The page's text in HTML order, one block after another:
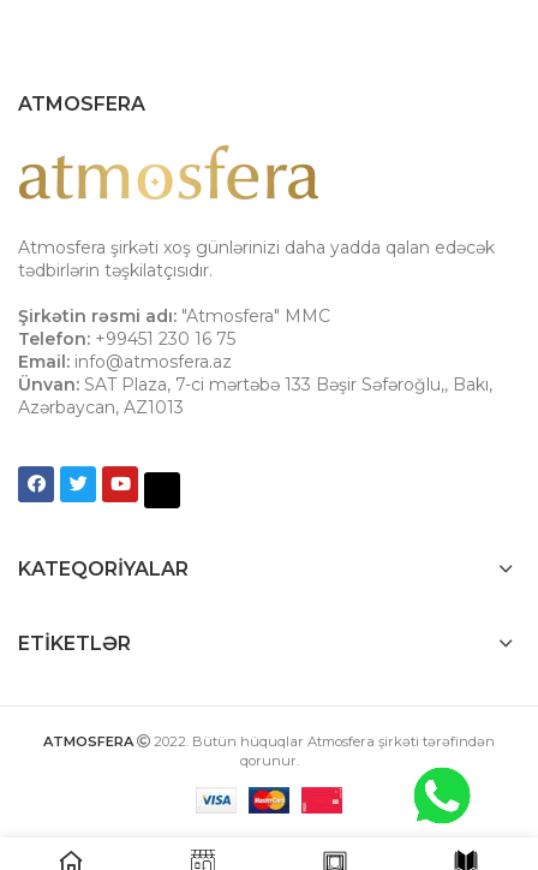
ATMOSFERA
Atmosfera şirkəti xoş günlərinizi daha yadda qalan edəcək
tədbirlərin təşkilatçısıdır.
Şirkətin rəsmi adı: "Atmosfera" MMC
Telefon: +99451 230 16 75
Email: info@atmosfera.az
Ünvan: SAT Plaza, 7-ci mərtəbə 133 Bəşir Səfəroğlu,, Bakı,
Azərbaycan, AZ1013
KATEQORIYALAR
ETIKETLƏR
ATMOSFERA 2022. Bütün hüquqlar Atmosfera şirkəti tərəfindən
qorunur.